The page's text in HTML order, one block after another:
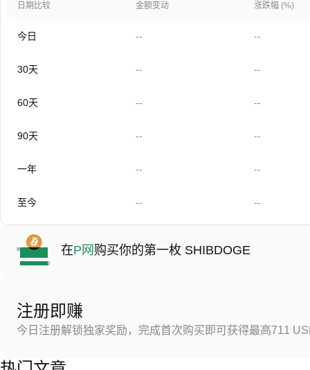
日期比较 金额变动 涨跌幅 (%)
今日 -- --
30天 -- --
60天 -- --
90天 -- --
一年 -- --
至今 -- --
在P网 购买你的第一枚 SHIBDOGE
注册即赚
今日注册解锁独家奖励，完成首次购买即可获得最高711